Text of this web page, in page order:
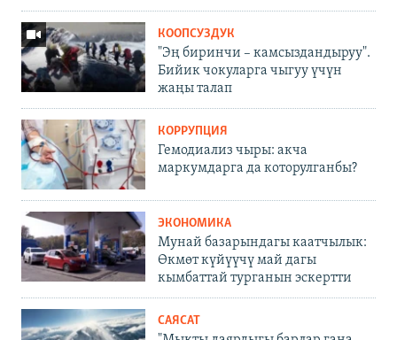
КООПСУЗДУК
"Эң биринчи – камсыздандыруу".
Бийик чокуларга чыгуу үчүн
жаңы талап
КОРРУПЦИЯ
Гемодиализ чыры: акча
маркумдарга да которулганбы?
ЭКОНОМИКА
Мунай базарындагы каатчылык:
Өкмөт күйүүчү май дагы
кымбаттай турганын эскертти
САЯСАТ